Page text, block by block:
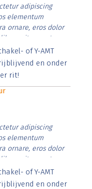
adipiscing
elementum
ornare, eros dolor
vitae erat.
id rutrum lorem
posuere.
of Y-AMT
en onder
rit!
adipiscing
elementum
ornare, eros dolor
vitae erat.
id rutrum lorem
posuere.
of Y-AMT
en onder